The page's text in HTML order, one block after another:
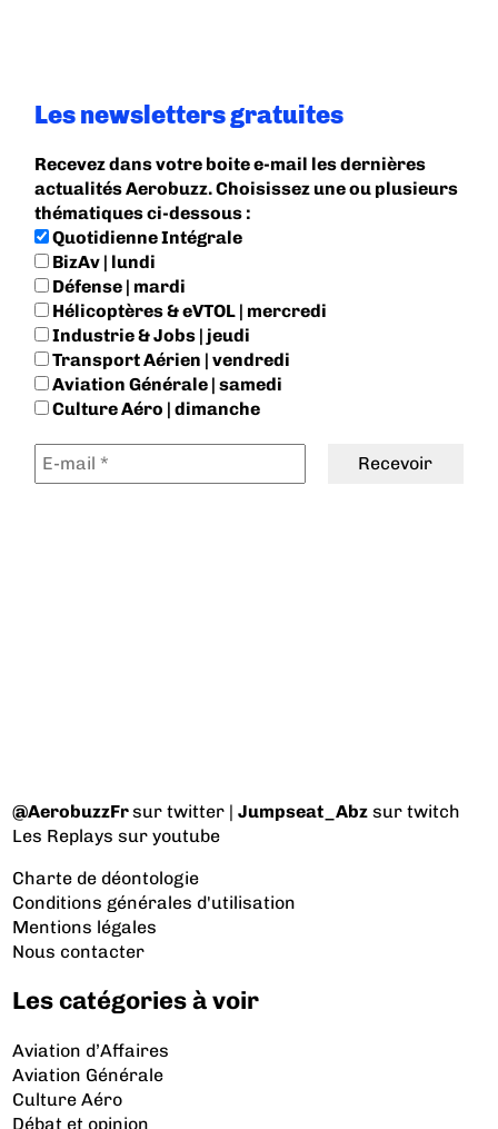
Les newsletters gratuites
Recevez dans votre boite e-mail les dernières
actualités Aerobuzz. Choisissez une ou plusieurs
thématiques ci-dessous :
Quotidienne Intégrale
BizAv | lundi
Défense | mardi
Hélicoptères & eVTOL | mercredi
Industrie & Jobs | jeudi
Transport Aérien | vendredi
Aviation Générale | samedi
Culture Aéro | dimanche
@AerobuzzFrsur twitter |Jumpseat_Abz sur twitch
Les Replays sur youtube
Charte de déontologie
Conditions générales d'utilisation
Mentions légales
Nous contacter
Les catégories à voir
Aviation d’Affaires
Aviation Générale
Culture Aéro
Débat et opinion